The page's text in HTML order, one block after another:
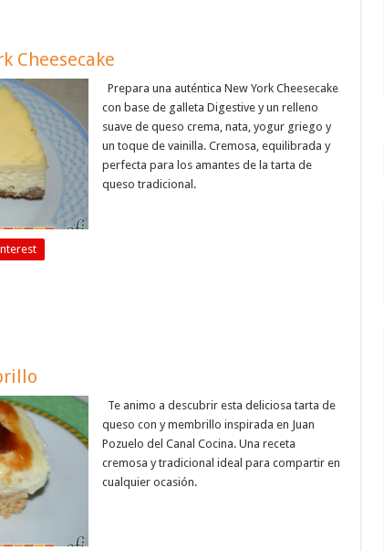
Cheesecake
Prepara una auténtica New York Cheesecake
con base de galleta Digestive y un relleno
suave de queso crema, nata, yogur griego y
un toque de vainilla. Cremosa, equilibrada y
perfecta para los amantes de la tarta de
queso tradicional.
Te animo a descubrir esta deliciosa tarta de
queso con y membrillo inspirada en Juan
Pozuelo del Canal Cocina. Una receta
cremosa y tradicional ideal para compartir en
cualquier ocasión.